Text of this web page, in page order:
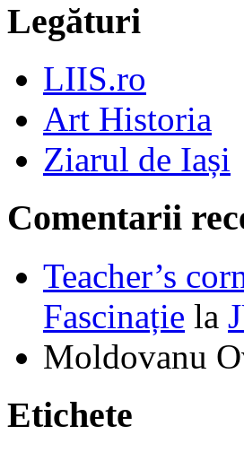
Legături
LIIS.ro
Art Historia
Ziarul de Iași
Comentarii
Teacher’s
Fascinație la
Moldovanu
Etichete